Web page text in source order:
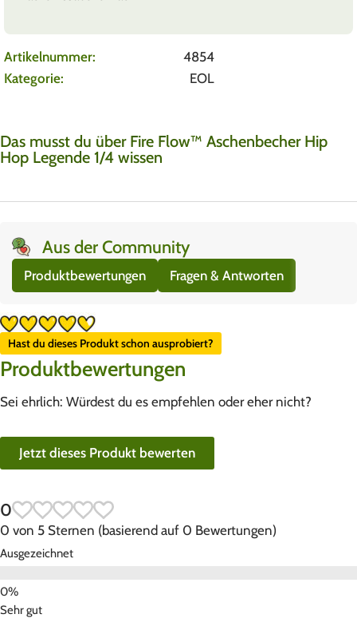
Artikelnummer:
4854
Kategorie:
EOL
Das musst du über Fire Flow™ Aschenbecher Hip
Hop Legende 1/4 wissen
Aus der Community
Produktbewertungen Fragen & Antworten
Hast du dieses Produkt schon ausprobiert?
Produktbewertungen
Sei ehrlich: Würdest du es empfehlen oder eher nicht?
Jetzt dieses Produkt bewerten
0
0 von 5 Sternen (basierend auf 0 Bewertungen)
Ausgezeichnet
Sehr gut